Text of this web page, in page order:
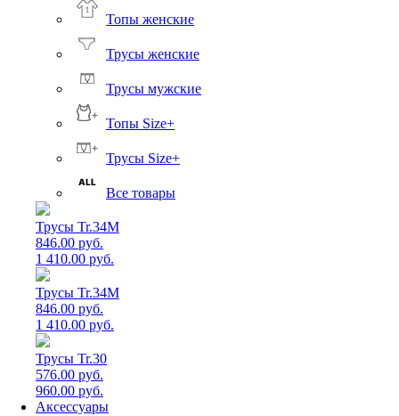
Топы женские
Трусы женские
Трусы мужские
Топы Size+
Трусы Size+
Все товары
Трусы Tr.34M
846.00 руб.
1 410.00 руб.
Трусы Tr.34M
846.00 руб.
1 410.00 руб.
Трусы Tr.30
576.00 руб.
960.00 руб.
Аксессуары